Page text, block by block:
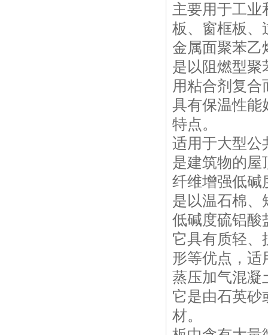
主要用于工业
板、窗框板、
金属面聚苯乙
是以阻燃型聚
用粘合剂复
具有保温性能
特点。
适用于大型公
是建筑物的屋
纤维增强低碱
是以温石棉、
低碱度硫铝酸
它具有质轻、
形等优点，适
蒸压加气混凝
它是由石英砂
材。